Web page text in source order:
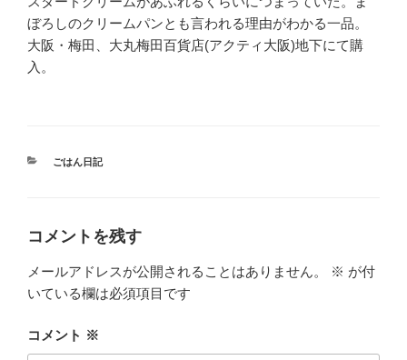
ぼろしのクリームパンとも言われる理由がわかる一品。
大阪・梅田、大丸梅田百貨店(アクティ大阪)地下にて購
入。
カ
ごはん日記
コメントを残す
メールアドレスが公開されることはありません。 ※ が付
いている欄は必須項目です
コメント ※